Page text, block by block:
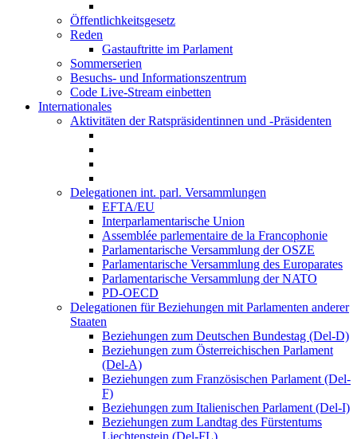
Öffentlichkeitsgesetz
Reden
Gastauftritte im Parlament
Sommerserien
Besuchs- und Informationszentrum
Code Live-Stream einbetten
Internationales
Aktivitäten der Ratspräsidentinnen und -Präsidenten
Delegationen int. parl. Versammlungen
EFTA/EU
Interparlamentarische Union
Assemblée parlementaire de la Francophonie
Parlamentarische Versammlung der OSZE
Parlamentarische Versammlung des Europarates
Parlamentarische Versammlung der NATO
PD-OECD
Delegationen für Beziehungen mit Parlamenten anderer
Staaten
Beziehungen zum Deutschen Bundestag (Del-D)
Beziehungen zum Österreichischen Parlament
(Del-A)
Beziehungen zum Französischen Parlament (Del-
F)
Beziehungen zum Italienischen Parlament (Del-I)
Beziehungen zum Landtag des Fürstentums